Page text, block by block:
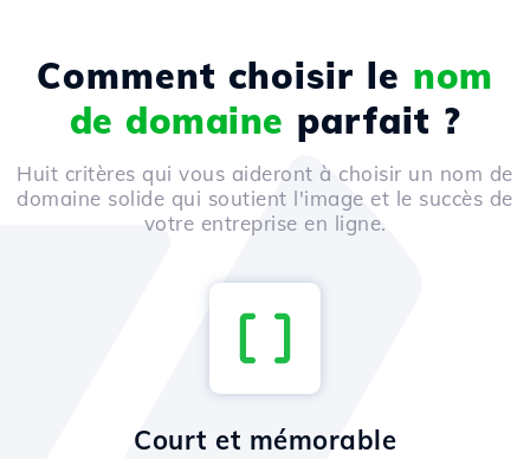
Comment choisir le nom
de domaine parfait ?
Huit critères qui vous aideront à choisir un nom de
domaine solide qui soutient l'image et le succès de
votre entreprise en ligne.
Court et mémorable